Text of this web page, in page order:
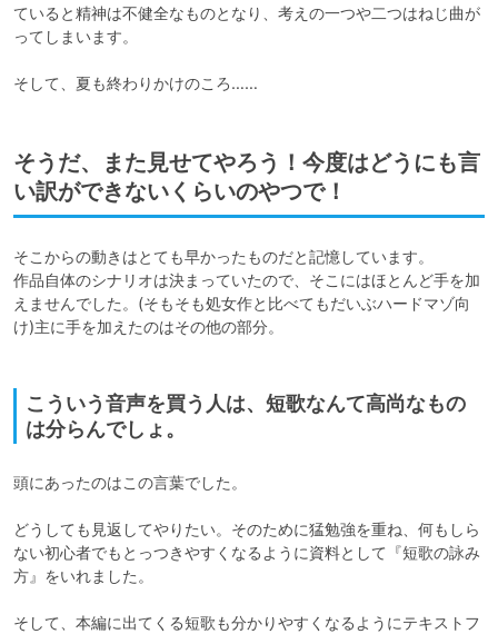
ていると精神は不健全なものとなり、考えの一つや二つはねじ曲が
ってしまいます。
そして、夏も終わりかけのころ……
そうだ、また見せてやろう！今度はどうにも言
い訳ができないくらいのやつで！
そこからの動きはとても早かったものだと記憶しています。
作品自体のシナリオは決まっていたので、そこにはほとんど手を加
えませんでした。(そもそも処女作と比べてもだいぶハードマゾ向
け)主に手を加えたのはその他の部分。
こういう音声を買う人は、短歌なんて高尚なもの
は分らんでしょ。
頭にあったのはこの言葉でした。
どうしても見返してやりたい。そのために猛勉強を重ね、何もしら
ない初心者でもとっつきやすくなるように資料として『短歌の詠み
方』をいれました。
そして、本編に出てくる短歌も分かりやすくなるようにテキストフ